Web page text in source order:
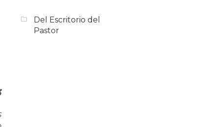
Del Escritorio del
Pastor